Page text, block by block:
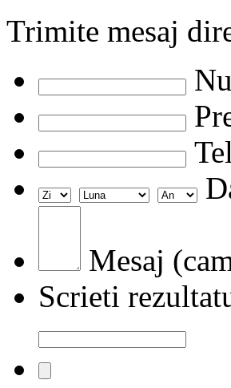
Trimite mesaj
Mesaj
Scrieti